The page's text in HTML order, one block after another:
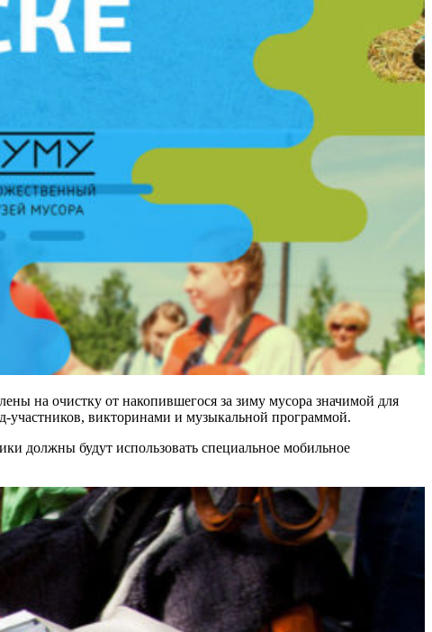
на очистку от накопившегося за зиму мусора значимой для
участников, викторинами и музыкальной программой.
должны будут использовать специальное мобильное